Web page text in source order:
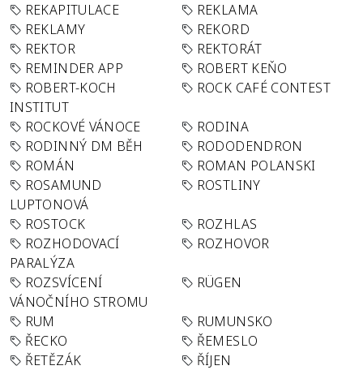
REKAPITULACE
REKLAMA
REKLAMY
REKORD
REKTOR
REKTORÁT
REMINDER APP
ROBERT KEŇO
ROBERT-KOCH
INSTITUT
ROCK CAFÉ CONTEST
ROCKOVÉ VÁNOCE
RODINA
RODINNÝ DM BĚH
RODODENDRON
ROMÁN
ROMAN POLANSKI
ROSAMUND
LUPTONOVÁ
ROSTLINY
ROSTOCK
ROZHLAS
ROZHODOVACÍ
PARALÝZA
ROZHOVOR
ROZSVÍCENÍ
VÁNOČNÍHO STROMU
RÜGEN
RUM
RUMUNSKO
ŘECKO
ŘEMESLO
ŘETĚZÁK
ŘÍJEN